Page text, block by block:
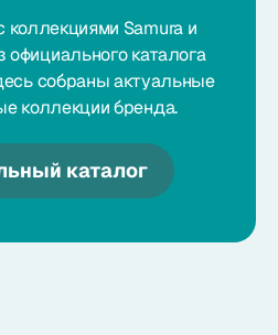
коллекциями Samura и
официального каталога
собраны актуальные
коллекции бренда.
каталог